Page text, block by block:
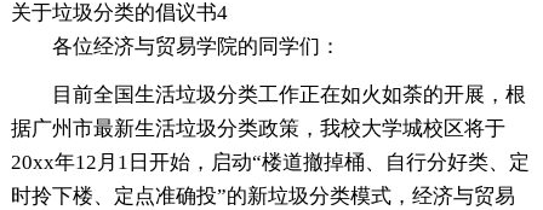
关于垃圾分类的倡议书4
各位经济与贸易学院的同学们：
目前全国生活垃圾分类工作正在如火如荼的开展，根
据广州市最新生活垃圾分类政策，我校大学城校区将于
20xx年12月1日开始，启动“楼道撤掉桶、自行分好类、定
时拎下楼、定点准确投”的新垃圾分类模式，经济与贸易